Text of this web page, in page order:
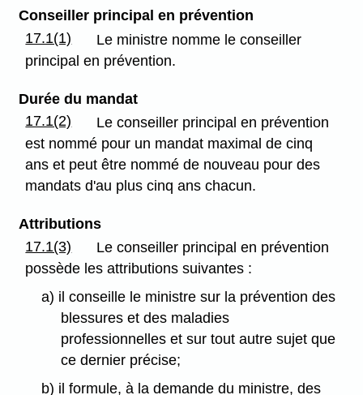
Conseiller principal en prévention
17.1(1)
Le ministre nomme le conseiller
principal en prévention.
Durée du mandat
17.1(2)
Le conseiller principal en prévention
est nommé pour un mandat maximal de cinq
ans et peut être nommé de nouveau pour des
mandats d'au plus cinq ans chacun.
Attributions
17.1(3)
Le conseiller principal en prévention
possède les attributions suivantes :
a) il conseille le ministre sur la prévention des
blessures et des maladies
professionnelles et sur tout autre sujet que
ce dernier précise;
b) il formule, à la demande du ministre, des